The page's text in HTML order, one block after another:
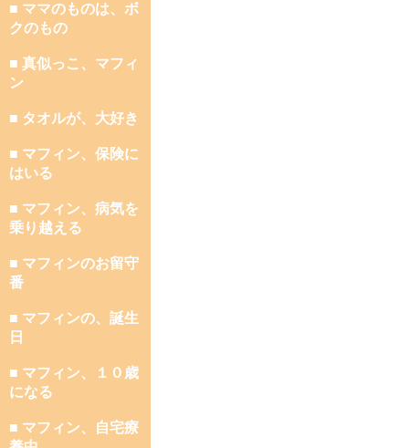
■ ママのものは、ボ
クのもの
■ 真似っこ、マフィ
ン
■ タオルが、大好き
■ マフィン、保険に
はいる
■ マフィン、病気を
乗り越える
■ マフィンのお留守
番
■ マフィンの、誕生
日
■ マフィン、１０歳
になる
■ マフィン、自宅療